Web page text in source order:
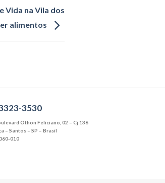
Vida na Vila dos
alimentos
3530
Othon Feliciano, 02 – Cj 136
– Santos – SP – Brasil
010